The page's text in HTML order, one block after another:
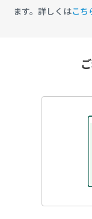
ます。詳しくはこち